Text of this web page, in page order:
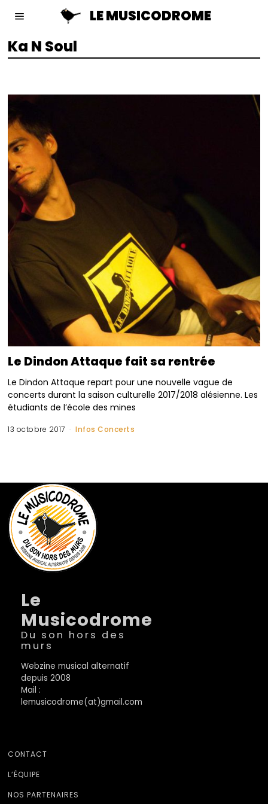
LE MUSICODROME
Ka N Soul
Le Dindon Attaque fait sa rentrée
Le Dindon Attaque repart pour une nouvelle vague de
concerts durant la saison culturelle 2017/2018 alésienne. Les
étudiants de l’école des mines
13 octobre 2017 Infos Concerts
Le
Musicodrome
Du son hors des
murs
Webzine musical alternatif
depuis 2008
Mail :
lemusicodrome(at)gmail.com
CONTACT
L’ÉQUIPE
NOS PARTENAIRES